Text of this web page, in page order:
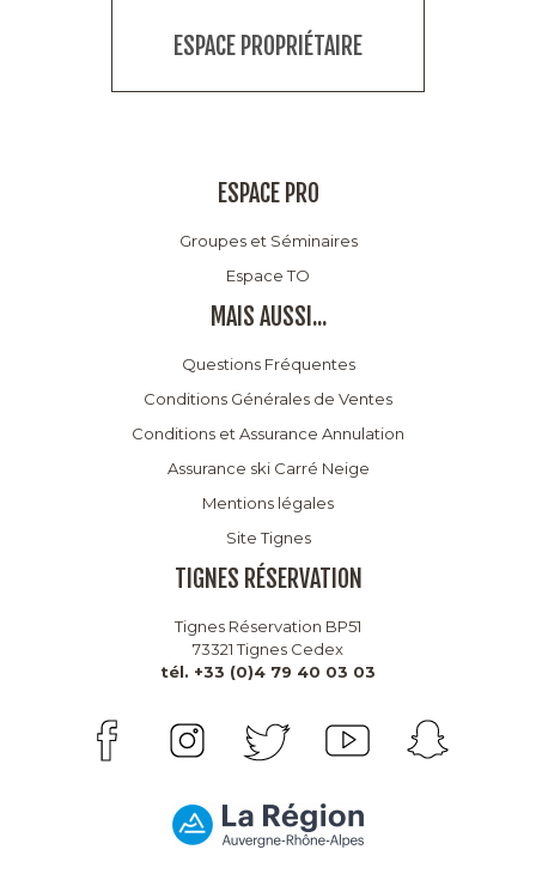
ESPACE PROPRIÉTAIRE
ESPACE PRO
Groupes et Séminaires
Espace TO
MAIS AUSSI...
Questions Fréquentes
Conditions Générales de Ventes
Conditions et Assurance Annulation
Assurance ski Carré Neige
Mentions légales
Site Tignes
TIGNES RÉSERVATION
Tignes Réservation BP51
73321 Tignes Cedex
tél. +33 (0)4 79 40 03 03